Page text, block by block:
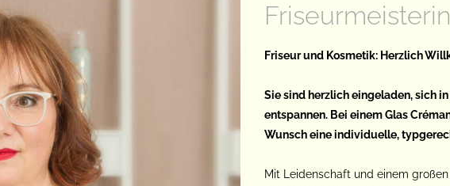
Friseur und Kosmetik: Herzlich
Sie sind herzlich eingeladen, sich
entspannen. Bei einem Glas
Wunsch eine individuelle,
Mit Leidenschaft und einem